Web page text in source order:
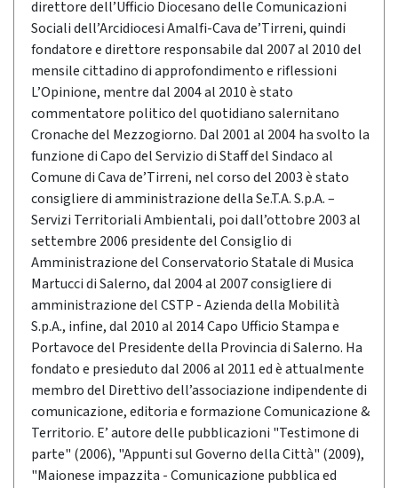
direttore dell’Ufficio Diocesano delle Comunicazioni
Sociali dell’Arcidiocesi Amalfi-Cava de’Tirreni, quindi
fondatore e direttore responsabile dal 2007 al 2010 del
mensile cittadino di approfondimento e riflessioni
L’Opinione, mentre dal 2004 al 2010 è stato
commentatore politico del quotidiano salernitano
Cronache del Mezzogiorno. Dal 2001 al 2004 ha svolto la
funzione di Capo del Servizio di Staff del Sindaco al
Comune di Cava de’Tirreni, nel corso del 2003 è stato
consigliere di amministrazione della Se.T.A. S.p.A. –
Servizi Territoriali Ambientali, poi dall’ottobre 2003 al
settembre 2006 presidente del Consiglio di
Amministrazione del Conservatorio Statale di Musica
Martucci di Salerno, dal 2004 al 2007 consigliere di
amministrazione del CSTP - Azienda della Mobilità
S.p.A., infine, dal 2010 al 2014 Capo Ufficio Stampa e
Portavoce del Presidente della Provincia di Salerno. Ha
fondato e presieduto dal 2006 al 2011 ed è attualmente
membro del Direttivo dell’associazione indipendente di
comunicazione, editoria e formazione Comunicazione &
Territorio. E’ autore delle pubblicazioni "Testimone di
parte" (2006), "Appunti sul Governo della Città" (2009),
"Maionese impazzita - Comunicazione pubblica ed